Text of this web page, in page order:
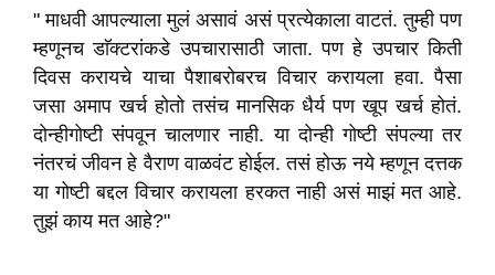
" माधवी आपल्याला मुलं असावं असं प्रत्येकाला वाटतं. तुम्ही पण
म्हणूनच डाॅक्टरांकडे उपचारासाठी जाता. पण हे उपचार किती
दिवस करायचे याचा पैशाबरोबरच विचार करायला हवा. पैसा
जसा अमाप खर्च होतो तसंच मानसिक धैर्य पण खूप खर्च होतं.
दोन्हीगोष्टी संपवून चालणार नाही. या दोन्ही गोष्टी संपल्या तर
नंतरचं जीवन हे वैराण वाळवंट होईल. तसं होऊ नये म्हणून दत्तक
या गोष्टी बद्दल विचार करायला हरकत नाही असं माझं मत आहे.
तुझं काय मत आहे?"